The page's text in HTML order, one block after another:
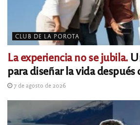
CLUB DE LA POROTA
La experiencia no se jubila.
para diseñar la vida después
7 de agosto de 2026